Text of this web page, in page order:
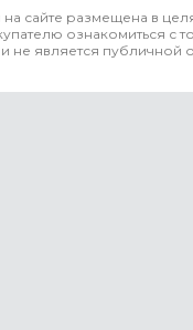
сайте размещена в
ознакомиться с
не является публичной